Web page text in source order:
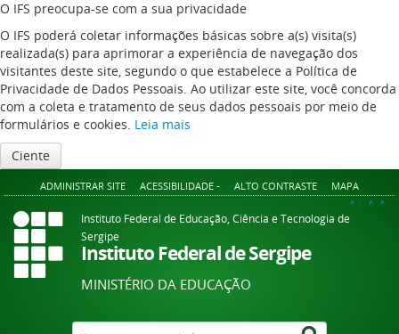
O IFS preocupa-se com a sua privacidade
O IFS poderá coletar informações básicas sobre a(s) visita(s)
realizada(s) para aprimorar a experiência de navegação dos
visitantes deste site, segundo o que estabelece a Política de
Privacidade de Dados Pessoais. Ao utilizar este site, você concorda
com a coleta e tratamento de seus dados pessoais por meio de
formulários e cookies. Leia mais
Ciente
ADMINISTRAR SITE ACESSIBILIDADE - ALTO CONTRASTE MAPA
A+ A A-
Instituto Federal de Educação, Ciência e Tecnologia de
Sergipe
Instituto Federal de Sergipe
MINISTÉRIO DA EDUCAÇÃO